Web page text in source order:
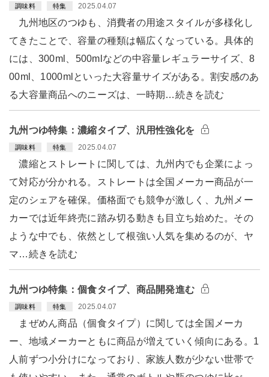
調味料 特集 2025.04.07
九州地区のつゆも、消費者の用途スタイルが多様化し
てきたことで、容量の種類は幅広くなっている。具体的
には、300ml、500mlなどの中容量レギュラーサイズ、8
00ml、1000mlといった大容量サイズがある。割安感のあ
る大容量商品へのニーズは、一時期…続きを読む
九州つゆ特集：濃縮タイプ、汎用性強化を
調味料 特集 2025.04.07
濃縮とストレートに関しては、九州内でも企業によっ
て対応が分かれる。ストレートは全国メーカー商品が一
定のシェアを確保。価格面でも競争が激しく、九州メー
カーでは近年終売に踏み切る動きも目立ち始めた。その
ような中でも、依然として根強い人気を集めるのが、ヤ
マ…続きを読む
九州つゆ特集：個食タイプ、商品開発進む
調味料 特集 2025.04.07
まぜめん商品（個食タイプ）に関しては全国メーカ
ー、地域メーカーともに商品が増えていく傾向にある。1
人前ずつ小分けになっており、家族人数が少ない世帯で